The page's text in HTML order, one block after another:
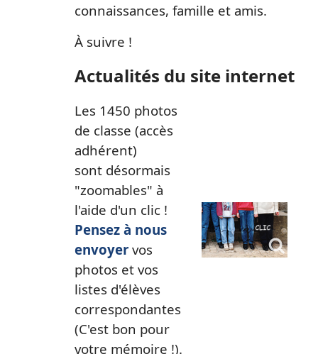
connaissances, famille et amis.
À suivre !
Actualités du site internet
Les 1450 photos
de classe (accès
adhérent)
sont désormais
"zoomables" à
l'aide d'un clic !
Pensez à nous
envoyer vos
photos et vos
listes d'élèves
correspondantes
(C'est bon pour
votre mémoire !).